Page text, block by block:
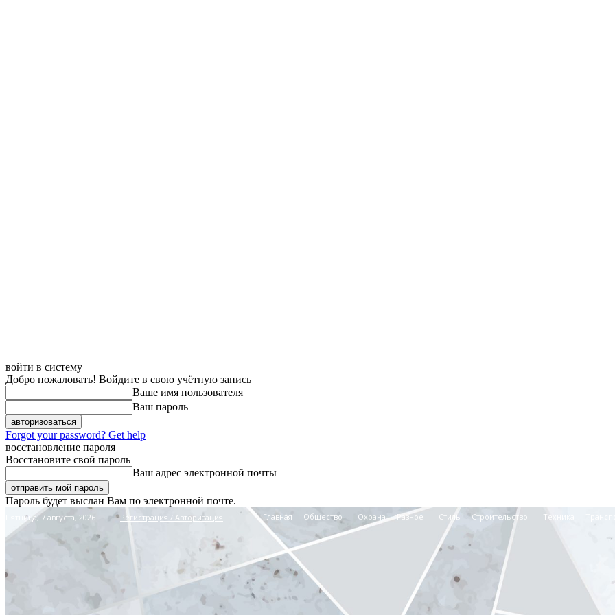
войти в систему
Добро пожаловать! Войдите в свою учётную запись
Ваше имя пользователя
Ваш пароль
Forgot your password? Get help
восстановление пароля
Восстановите свой пароль
Ваш адрес электронной почты
Пароль будет выслан Вам по электронной почте.
Пятница, 7 августа, 2026 Регистрация / Авторизация Главная Общество Охрана Разное Стиль Строительство Техника